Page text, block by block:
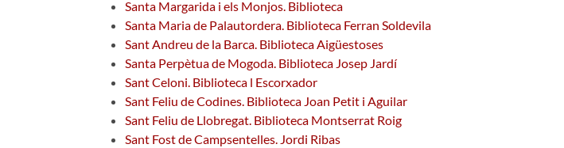
Santa Margarida i els Monjos. Biblioteca
Santa Maria de Palautordera. Biblioteca Ferran Soldevila
Sant Andreu de la Barca. Biblioteca Aigüestoses
Santa Perpètua de Mogoda. Biblioteca Josep Jardí
Sant Celoni. Biblioteca l Escorxador
Sant Feliu de Codines. Biblioteca Joan Petit i Aguilar
Sant Feliu de Llobregat. Biblioteca Montserrat Roig
Sant Fost de Campsentelles. Jordi Ribas